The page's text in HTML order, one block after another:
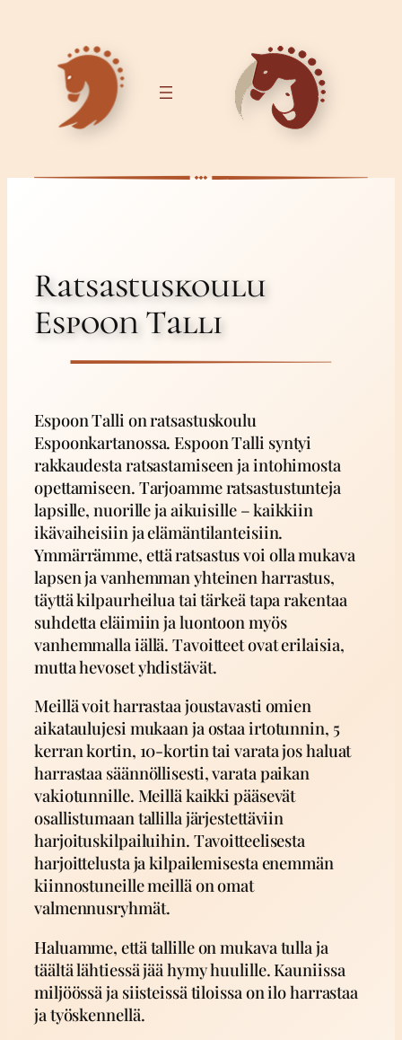
Ratsastuskoulu
Espoon Talli
Espoon Talli on ratsastuskoulu
Espoonkartanossa. Espoon Talli syntyi
rakkaudesta ratsastamiseen ja intohimosta
opettamiseen. Tarjoamme ratsastustunteja
lapsille, nuorille ja aikuisille – kaikkiin
ikävaiheisiin ja elämäntilanteisiin.
Ymmärrämme, että ratsastus voi olla mukava
lapsen ja vanhemman yhteinen harrastus,
täyttä kilpaurheilua tai tärkeä tapa rakentaa
suhdetta eläimiin ja luontoon myös
vanhemmalla iällä. Tavoitteet ovat erilaisia,
mutta hevoset yhdistävät.
Meillä voit harrastaa joustavasti omien
aikataulujesi mukaan ja ostaa irtotunnin, 5
kerran kortin, 10-kortin tai varata jos haluat
harrastaa säännöllisesti, varata paikan
vakiotunnille. Meillä kaikki pääsevät
osallistumaan tallilla järjestettäviin
harjoituskilpailuihin. Tavoitteelisesta
harjoittelusta ja kilpailemisesta enemmän
kiinnostuneille meillä on omat
valmennusryhmät.
Haluamme, että tallille on mukava tulla ja
täältä lähtiessä jää hymy huulille. Kauniissa
miljöössä ja siisteissä tiloissa on ilo harrastaa
ja työskennellä.